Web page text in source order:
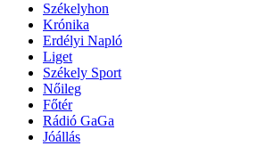
Székelyhon
Krónika
Erdélyi Napló
Liget
Székely Sport
Nőileg
Főtér
Rádió GaGa
Jóállás